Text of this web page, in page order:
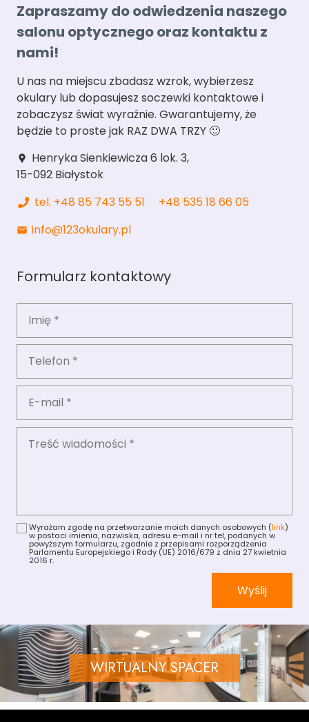
Zapraszamy do odwiedzenia naszego
salonu optycznego oraz kontaktu z
nami!
U nas na miejscu zbadasz wzrok, wybierzesz
okulary lub dopasujesz soczewki kontaktowe i
zobaczysz świat wyraźnie. Gwarantujemy, że
będzie to proste jak RAZ DWA TRZY 🙂
location_pin
Henryka Sienkiewicza 6 lok. 3,
15-092 Białystok
tel. +48 85 743 55 51
+48 535 18 66 05
mail info@123okulary.pl
Formularz kontaktowy
Wyrażam zgodę na przetwarzanie moich danych osobowych (link)
w postaci imienia, nazwiska, adresu e-mail i nr tel, podanych w
powyższym formularzu, zgodnie z przepisami rozporządzenia
Parlamentu Europejskiego i Rady (UE) 2016/679 z dnia 27 kwietnia
2016 r.
Wyślij
WIRTUALNY SPACER